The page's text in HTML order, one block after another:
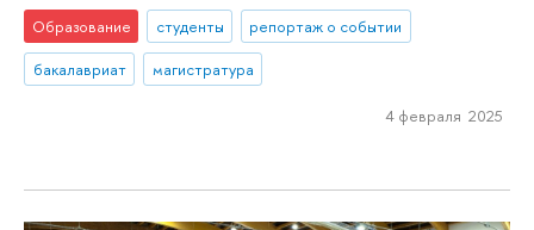
Образование студенты
репортаж о событии
бакалавриат
магистратура
4 февраля 2025